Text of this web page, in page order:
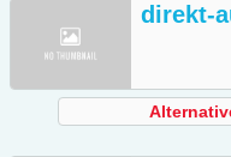
direkt-